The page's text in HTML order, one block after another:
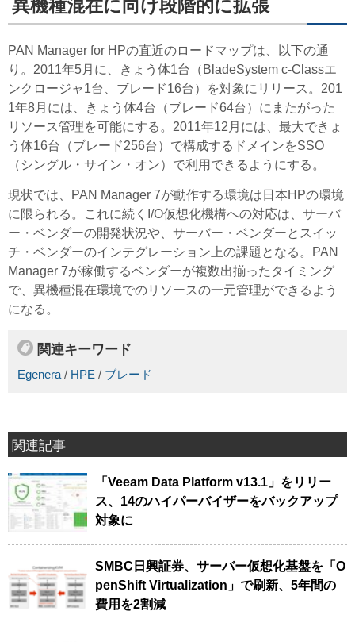
異機種混在に向け段階的に拡張
PAN Manager for HPの直近のロードマップは、以下の通
り。2011年5月に、きょう体1台（BladeSystem c-Classエ
ンクロージャ1台、ブレード16台）を対象にリリース。201
1年8月には、きょう体4台（ブレード64台）にまたがった
リソース管理を可能にする。2011年12月には、最大できょ
う体16台（ブレード256台）で構成するドメインをSSO
（シングル・サイン・オン）で利用できるようにする。
現状では、PAN Manager 7が動作する環境は日本HPの環境
に限られる。これに続くI/O仮想化機構への対応は、サーバ
ー・ベンダーの開発状況や、サーバー・ベンダーとスイッ
チ・ベンダーのインテグレーション上の課題となる。PAN
Manager 7が稼働するベンダーが複数出揃ったタイミング
で、異機種混在環境でのリソースの一元管理ができるよう
になる。
関連キーワード
Egenera/ HPE / ブレード
関連記事
「Veeam Data Platform v13.1」をリリー
ス、14のハイパーバイザーをバックアップ
対象に
SMBC日興証券、サーバー仮想化基盤を「O
penShift Virtualization」で刷新、5年間の
費用を2割減